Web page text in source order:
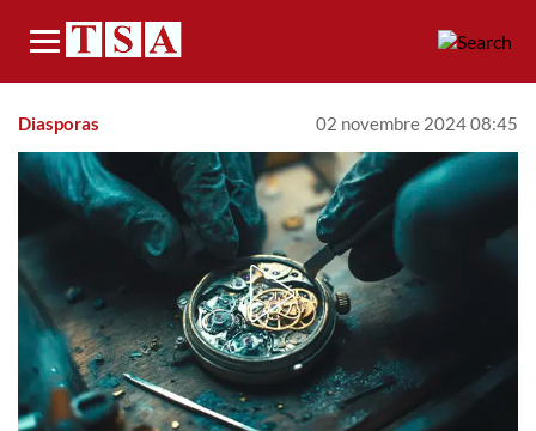
Menu
Diasporas 02 novembre 2024 08:45